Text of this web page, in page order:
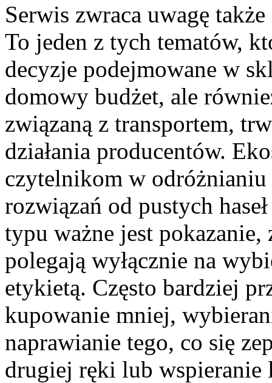
Serwis zwraca uwagę
To jeden z tych tematów,
decyzje podejmowane w
domowy budżet, ale
związaną z transportem,
działania producentów.
czytelnikom w
rozwiązań od pustych
typu ważne jest
polegają wyłącznie na
etykietą. Często bardziej
kupowanie mniej,
naprawianie tego, co się
drugiej ręki lub